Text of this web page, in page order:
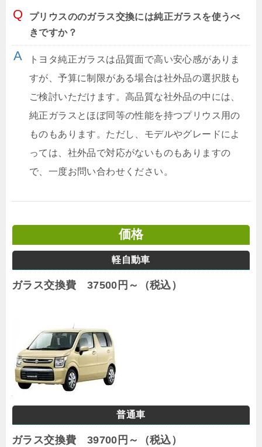
プリウスののガラス交換には純正ガラスを使うべ
きですか？
トヨタ純正ガラスは品質面で高い安心感がありま
すが、予算に制限がある場合は社外品の選択肢も
ご検討いただけます。高品質な社外品の中には、
純正ガラスとほぼ同等の性能を持つプリウス用の
ものもあります。ただし、モデルやグレードによ
っては、社外品で対応がないものもありますの
で、一度お問い合わせください。
価格
軽自動車
ガラス交換費 37500円～（税込）
普通車
ガラス交換費 39700円～（税込）